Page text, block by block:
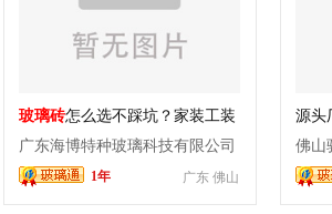
玻璃砖怎么选不踩坑？家装工装
装饰玻璃砖采购选型报价验收攻
略
广东海博特种玻璃科技有限公司
广东 佛山
1年
源头
晶装
佛山